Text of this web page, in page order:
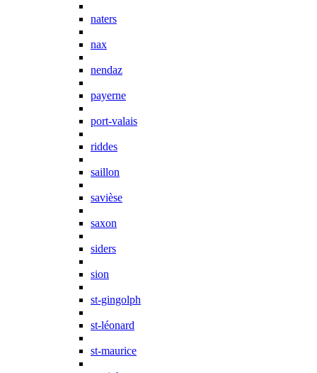
naters
nax
nendaz
payerne
port-valais
riddes
saillon
savièse
saxon
siders
sion
st-gingolph
st-léonard
st-maurice